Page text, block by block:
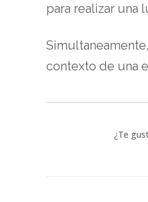
para realizar una
contexto de una
¿Te